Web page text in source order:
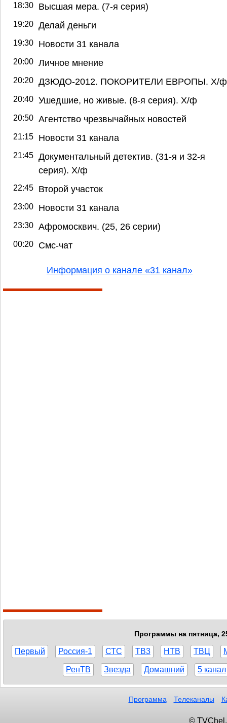
18:30 Высшая мера. (7-я серия)
19:20 Делай деньги
19:30 Новости 31 канала
20:00 Личное мнение
20:20 ДЗЮДО-2012. ПОКОРИТЕЛИ ЕВРОПЫ. Х/ф
20:40 Ушедшие, но живые. (8-я серия). Х/ф
20:50 Агентство чрезвычайных новостей
21:15 Новости 31 канала
21:45 Документальный детектив. (31-я и 32-я
серия). Х/ф
22:45 Второй участок
23:00 Новости 31 канала
23:30 Афромосквич. (25, 26 серии)
00:20 Смс-чат
Информация о канале «31 канал»
Программы на пятница,
Первый Россия-1 СТС ТВ3 НТВ ТВЦ
РенТВ Звезда Домашний 5 канал
Программа Телеканалы
©